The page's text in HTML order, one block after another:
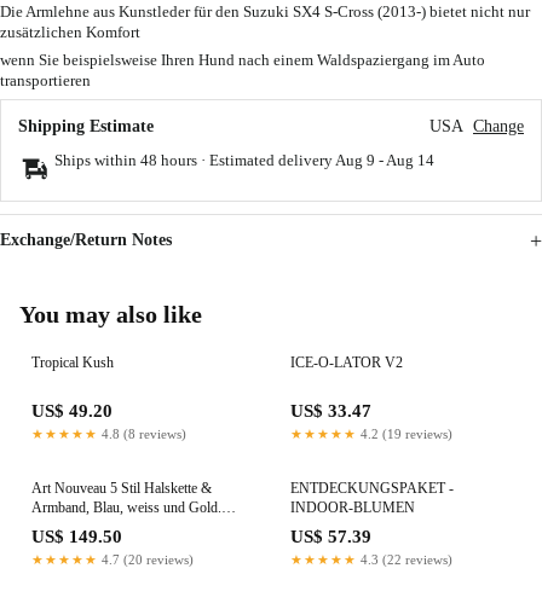
Die Armlehne aus Kunstleder für den Suzuki SX4 S-Cross (2013-) bietet nicht nur
zusätzlichen Komfort
wenn Sie beispielsweise Ihren Hund nach einem Waldspaziergang im Auto
transportieren
Shipping Estimate USA Change
Ships within 48 hours · Estimated delivery Aug 9 - Aug 14
Exchange/Return Notes
You may also like
Tropical Kush
US$ 49.20
★★★★★ 4.8 (8 reviews)
ICE-O-LATOR V2
US$ 33.47
★★★★★ 4.2 (19 reviews)
Art Nouveau 5 Stil Halskette &
Armband, Blau, weiss und Gold.
Weisser Opal, Aquamarin, Mondstein
und Apatit
US$ 149.50
★★★★★ 4.7 (20 reviews)
ENTDECKUNGSPAKET -
INDOOR-BLUMEN
US$ 57.39
★★★★★ 4.3 (22 reviews)